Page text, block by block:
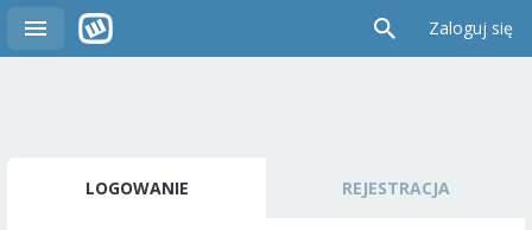
Zaloguj się
LOGOWANIE REJESTRACJA